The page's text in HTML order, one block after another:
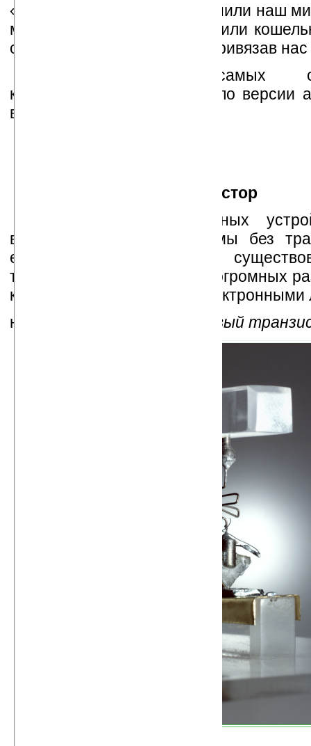
«Технологии, которые изменили наш
мир, облегчили нам жизнь или
сделали нас зависимыми, привязав нас
Вот несколько самых
компьютерных технологий по версии
веб-журнала techradar.com
Транзистор
Большинство электронных
времени просто немыслимы без
если такие устройства и
транзисторов, то были бы огромных
к примеру, заменить чип
на фото:
так выглядел первый